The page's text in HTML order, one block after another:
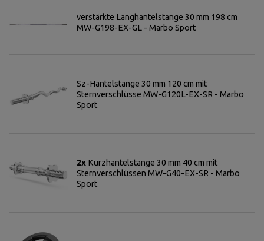
verstärkte Langhantelstange 30 mm 198 cm
MW-G198-EX-GL - Marbo Sport
Sz-Hantelstange 30 mm 120 cm mit
Sternverschlüsse MW-G120L-EX-SR - Marbo
Sport
2x Kurzhantelstange 30 mm 40 cm mit
Sternverschlüssen MW-G40-EX-SR - Marbo
Sport